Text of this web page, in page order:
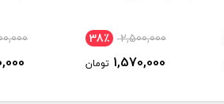
2,500,000 38٪
1,570,000 تومان